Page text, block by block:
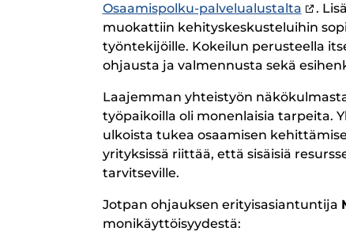
Osaamispolku-palvelualustalta
.
muokattiin kehityskeskusteluihin
työntekijöille. Kokeilun perusteella
ohjausta ja valmennusta sekä
Laajemman yhteistyön
työpaikoilla oli monenlaisia tarpeita.
ulkoista tukea osaamisen
yrityksissä riittää, että sisäisiä
tarvitseville.
Jotpan ohjauksen erityisasiantuntija
monikäyttöisyydestä: